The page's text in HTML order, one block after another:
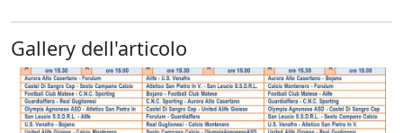
Gallery dell'articolo